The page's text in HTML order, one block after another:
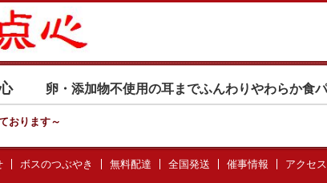
点心 卵・添加物不使用の耳までふんわりやわらか食
おります～
ボスのつぶやき 無料配達 全国発送 催事情報 アクセス